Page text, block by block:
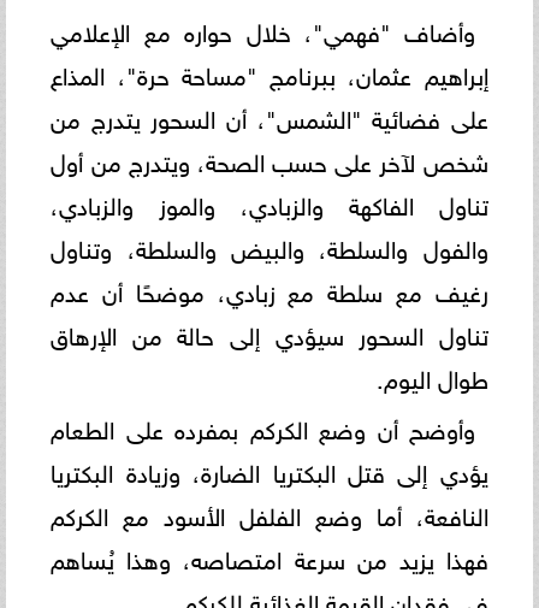
وأضاف "فهمي"، خلال حواره مع الإعلامي
إبراهيم عثمان، ببرنامج "مساحة حرة"، المذاع
على فضائية "الشمس"، أن السحور يتدرج من
شخص لآخر على حسب الصحة، ويتدرج من أول
تناول الفاكهة والزبادي، والموز والزبادي،
والفول والسلطة، والبيض والسلطة، وتناول
رغيف مع سلطة مع زبادي، موضحًا أن عدم
تناول السحور سيؤدي إلى حالة من الإرهاق
طوال اليوم.
وأوضح أن وضع الكركم بمفرده على الطعام
يؤدي إلى قتل البكتريا الضارة، وزيادة البكتريا
النافعة، أما وضع الفلفل الأسود مع الكركم
فهذا يزيد من سرعة امتصاصه، وهذا يُساهم
في فقدان القيمة الغذائية للكركم.